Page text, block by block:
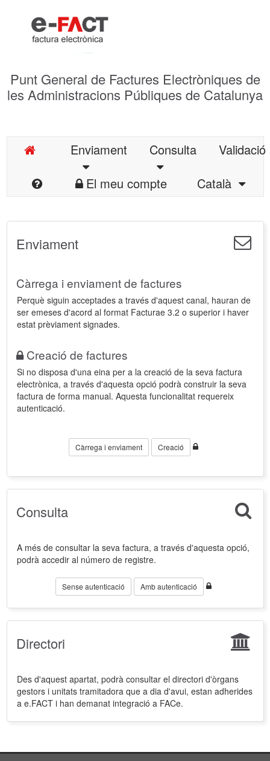
Punt General de Factures Electròniques de
les Administracions Públiques de Catalunya
Enviament Consulta
Validació
El meu compte
Català
Enviament
Càrrega i enviament de factures
Perquè siguin acceptades a través d'aquest canal, hauran de
ser emeses d'acord al format Facturae 3.2 o superior i haver
estat prèviament signades.
Creació de factures
Si no disposa d'una eina per a la creació de la seva factura
electrònica, a través d'aquesta opció podrà construir la seva
factura de forma manual. Aquesta funcionalitat requereix
autenticació.
Càrrega i enviament Creació
Consulta
A més de consultar la seva factura, a través d'aquesta opció,
podrà accedir al número de registre.
Sense autenticació Amb autenticació
Directori
Des d'aquest apartat, podrà consultar el directori d'òrgans
gestors i unitats tramitadora que a dia d'avui, estan adherides
a e.FACT i han demanat integració a FACe.